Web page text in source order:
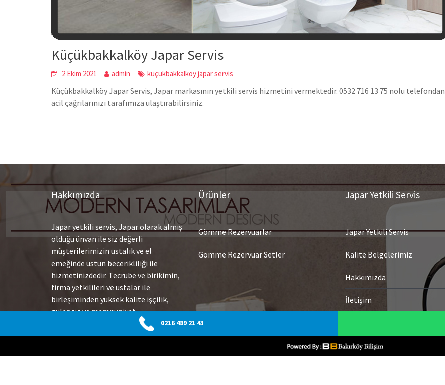
Küçükbakkalköy Japar Servis
2 Ekim 2021 admin küçükbakkalköy japar servis
Küçükbakkalköy Japar Servis, Japar markasının yetkili servis hizmetini vermektedir. 0532 716 13 75 nolu telefondan
acil çağrılarınızı tarafımıza ulaştırabilirsiniz.
Hakkımızda
Japar yetkili servis, Japar olarak almış
olduğu ünvan ile siz değerli
müşterilerimizin ustalık ve el
emeğinde üstün becerikliliği ile
hizmetinizdedir. Tecrübe ve birikimin,
firma yetkilileri ve ustalar ile
birleşiminden yüksek kalite işçilik,
güleryüz ve memnuniyet
getirmektedir. Yüksek teknoloji
ekipmanlarımız ile arızaları hızlı
sonuç alarak değişim veya tamiratlar
Ürünler
Gömme Rezervuarlar
Gömme Rezervuar Setler
Japar Yetkili Servis
Japar Yetkili Servis
Kalite Belgelerimiz
Hakkımızda
İletişim
0216 489 21 43